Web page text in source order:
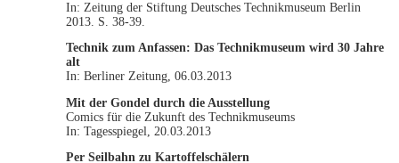
In: Zeitung der Stiftung Deutsches Technikmuseum Berlin
2013. S. 38-39.
Technik zum Anfassen: Das Technikmuseum wird 30 Jahre
alt
In: Berliner Zeitung, 06.03.2013
Mit der Gondel durch die Ausstellung
Comics für die Zukunft des Technikmuseums
In: Tagesspiegel, 20.03.2013
Per Seilbahn zu Kartoffelschälern